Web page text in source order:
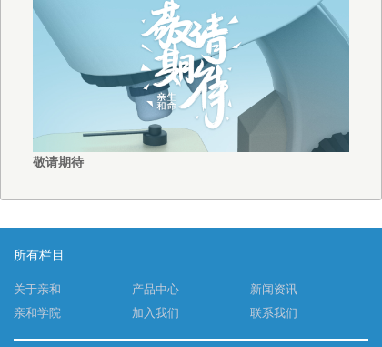
敬请期待
所有栏目
关于亲和 产品中心
新闻资讯
亲和学院
加入我们 联系我们